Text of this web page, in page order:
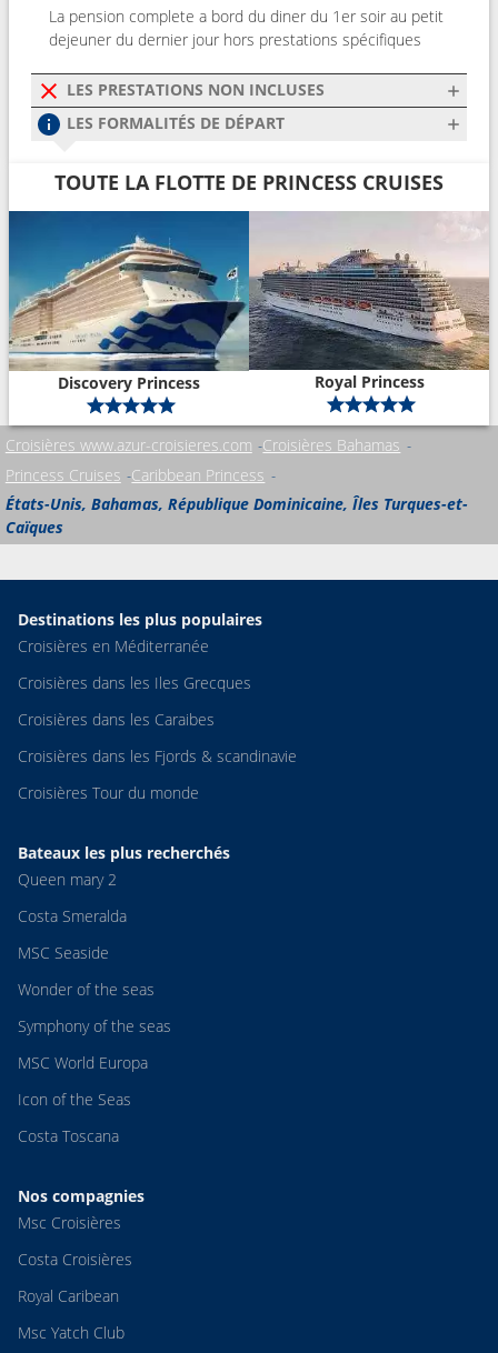
La pension complete a bord du diner du 1er soir au petit
dejeuner du dernier jour hors prestations spécifiques
LES PRESTATIONS NON INCLUSES
LES FORMALITÉS DE DÉPART
TOUTE LA FLOTTE DE PRINCESS CRUISES
Discovery Princess Royal Princess
Croisières www.azur-croisieres.com Croisières Bahamas
Princess Cruises Caribbean Princess
États-Unis, Bahamas, République Dominicaine, Îles Turques-et-
Caïques
Destinations les plus populaires
Croisières en Méditerranée
Croisières dans les Iles Grecques
Croisières dans les Caraibes
Croisières dans les Fjords & scandinavie
Croisières Tour du monde
Bateaux les plus recherchés
Queen mary 2
Costa Smeralda
MSC Seaside
Wonder of the seas
Symphony of the seas
MSC World Europa
Icon of the Seas
Costa Toscana
Nos compagnies
Msc Croisières
Costa Croisières
Royal Caribean
Msc Yatch Club